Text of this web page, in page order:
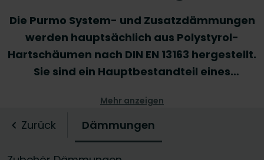
Die Purmo System- und Zusatzdämmungen
werden hauptsächlich aus Polystyrol-
Hartschäumen nach DIN EN 13163 hergestellt.
Sie sind ein Hauptbestandteil eines
einer laufenden Qualitätskontrolle durch
unabhängige Überwachungsinstitute und
haben eine CE-Kennzeichnung. Je nach
Präferenz und baulichen Gegebenheiten gibt
Mehr anzeigen
Zurück Dämmungen